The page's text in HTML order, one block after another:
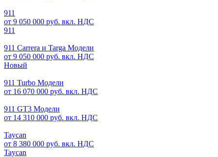
911
от 9 050 000 руб. вкл. НДС
911
911 Carrera и Targa Модели
от 9 050 000 руб. вкл. НДС
Новый
911 Turbo Модели
от 16 070 000 руб. вкл. НДС
911 GT3 Модели
от 14 310 000 руб. вкл. НДС
Taycan
от 8 380 000 руб. вкл. НДС
Taycan